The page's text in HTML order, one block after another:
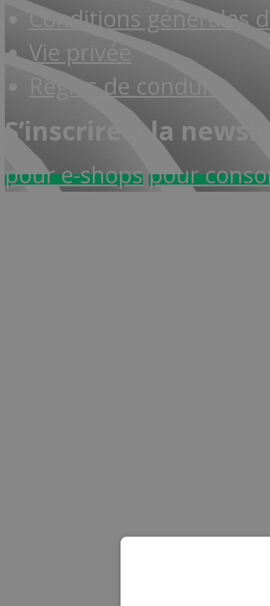
Conditions générales
Vie privée
Règles de conduite
S’inscrire à la
pour e-shopspour